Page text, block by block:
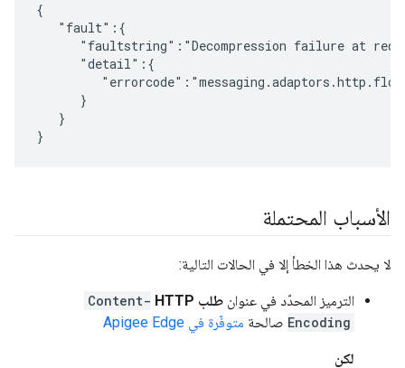
{
   "fault":{
"faultstring":"Decompression failure at
      "detail":{
      }
   }
}
الأسباب المحتملة
لا يحدث هذا الخطأ إلا في الحالات التالية:
الترميز المحدّد في عنوان طلب HTTP
Content-
Encoding صالحة متوفّرة في Apigee Edge
لكن